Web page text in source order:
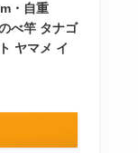
・自重
べ竿 タナゴ
ヤマメ イ